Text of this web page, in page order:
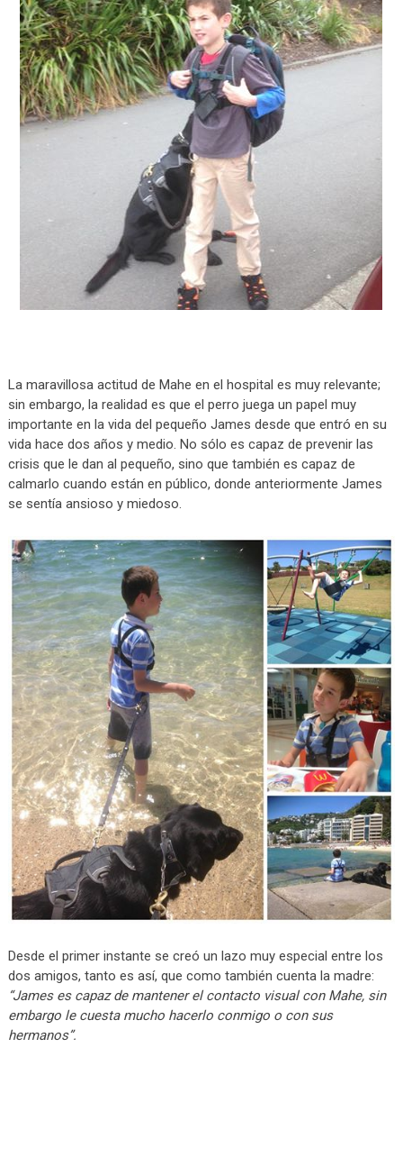
La maravillosa actitud de Mahe en el hospital es muy relevante;
sin embargo, la realidad es que el perro juega un papel muy
importante en la vida del pequeño James desde que entró en su
vida hace dos años y medio. No sólo es capaz de prevenir las
crisis que le dan al pequeño, sino que también es capaz de
calmarlo cuando están en público, donde anteriormente James
se sentía ansioso y miedoso.
Desde el primer instante se creó un lazo muy especial entre los
dos amigos, tanto es así, que como también cuenta la madre:
“James es capaz de mantener el contacto visual con Mahe, sin
embargo le cuesta mucho hacerlo conmigo o con sus
hermanos”.